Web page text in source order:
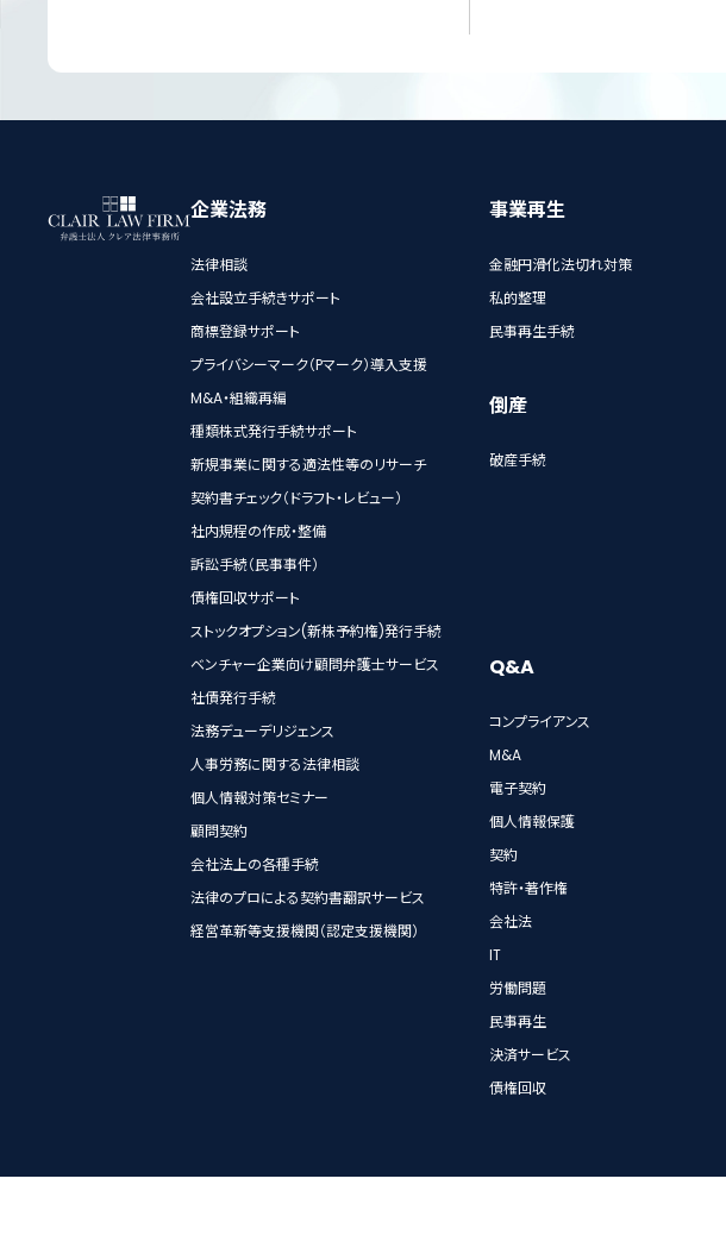
企業法務
法律相談
会社設立手続きサポート
商標登録サポート
プライバシーマーク（Pマーク）導入支援
M&A・組織再編
種類株式発行手続サポート
新規事業に関する適法性等のリサーチ
契約書チェック（ドラフト・レビュー）
社内規程の作成・整備
訴訟手続（民事事件）
債権回収サポート
ストックオプション(新株予約権)発行手続
ベンチャー企業向け顧問弁護士サービス
社債発行手続
法務デューデリジェンス
人事労務に関する法律相談
個人情報対策セミナー
顧問契約
会社法上の各種手続
法律のプロによる契約書翻訳サービス
経営革新等支援機関（認定支援機関）
事業再生
金融円滑化法切れ対策
私的整理
民事再生手続
倒産
破産手続
Q&A
コンプライアンス
M&A
電子契約
個人情報保護
契約
特許・著作権
会社法
IT
労働問題
民事再生
決済サービス
債権回収